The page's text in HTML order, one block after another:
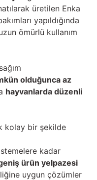
üretilen Enka
yapıldığında
ömürlü kullanım
olduğunca az
hayvanlarda düzenli
kolay bir şekilde
kadar
ürün yelpazesi
uygun çözümler